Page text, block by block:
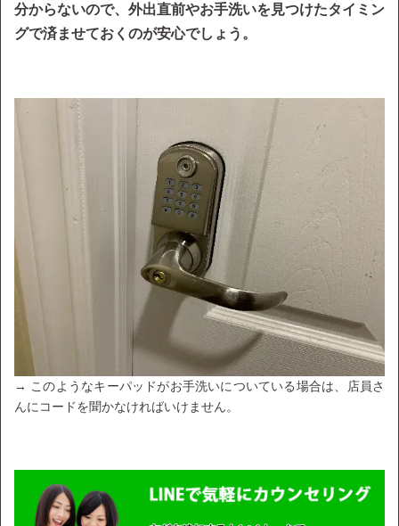
分からないので、外出直前やお手洗いを見つけたタイミン
グで済ませておくのが安心でしょう。
→ このようなキーパッドがお手洗いについている場合は、店員さ
んにコードを聞かなければいけません。